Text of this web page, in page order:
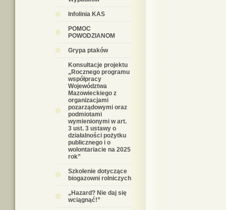
Infolinia KAS
POMOC
POWODZIANOM
Grypa ptaków
Konsultacje projektu
„Rocznego programu
współpracy
Województwa
Mazowieckiego z
organizacjami
pozarządowymi oraz
podmiotami
wymienionymi w art.
3 ust. 3 ustawy o
działalności pożytku
publicznego i o
wolontariacie na 2025
rok”
Szkolenie dotyczące
biogazowni rolniczych
„Hazard? Nie daj się
wciągnąć!”